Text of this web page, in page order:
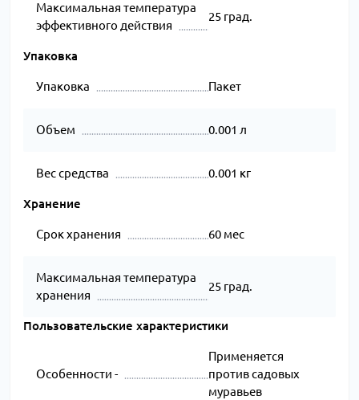
Максимальная температура
эффективного действия
25 град.
Упаковка
Упаковка Пакет
Объем 0.001 л
Вес средства 0.001 кг
Хранение
Срок хранения 60 мес
Максимальная температура
хранения
25 град.
Пользовательские характеристики
Особенности -
Применяется
против садовых
муравьев